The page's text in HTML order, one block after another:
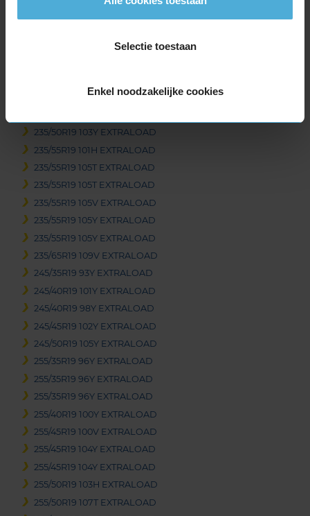
Selectie toestaan
Enkel noodzakelijke cookies
235/40R19 96Y EXTRALOAD
235/45R19 99V EXTRALOAD
235/50R19 103Y EXTRALOAD
235/55R19 101H EXTRALOAD
235/55R19 105T EXTRALOAD
235/55R19 105T EXTRALOAD
235/55R19 105V EXTRALOAD
235/55R19 105Y EXTRALOAD
235/55R19 105Y EXTRALOAD
235/65R19 109V EXTRALOAD
245/35R19 93Y EXTRALOAD
245/40R19 101Y EXTRALOAD
245/40R19 98Y EXTRALOAD
245/45R19 102Y EXTRALOAD
245/50R19 105Y EXTRALOAD
255/35R19 96Y EXTRALOAD
255/35R19 96Y EXTRALOAD
255/35R19 96Y EXTRALOAD
255/40R19 100Y EXTRALOAD
255/45R19 100V EXTRALOAD
255/45R19 104Y EXTRALOAD
255/45R19 104Y EXTRALOAD
255/50R19 103H EXTRALOAD
255/50R19 107T EXTRALOAD